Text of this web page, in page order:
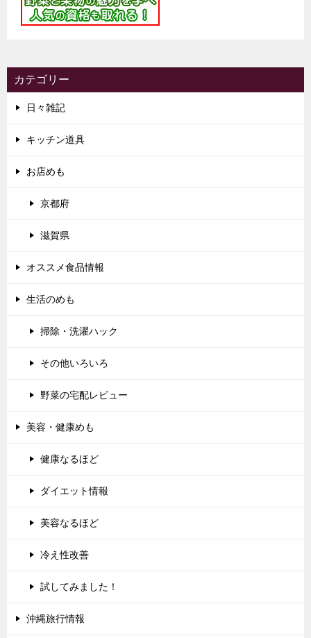
カテゴリー
日々雑記
キッチン道具
お店めも
京都府
滋賀県
オススメ食品情報
生活のめも
掃除・洗濯ハック
その他いろいろ
野菜の宅配レビュー
美容・健康めも
健康なるほど
ダイエット情報
美容なるほど
冷え性改善
試してみました！
沖縄旅行情報